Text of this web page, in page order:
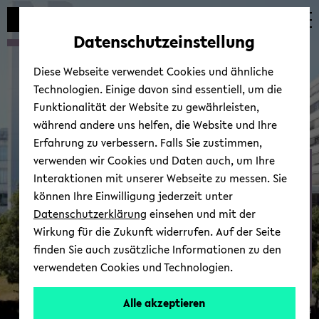
Automatische
vermeiden
zum
wechseln
zum
wechseln
zum
wechseln
Pres­se
Prof'in.
© Uni­ver­si­tät Bie­le­feld
Datenschutzeinstellung
Diese Webseite verwendet Cookies und ähnliche
Technologien. Einige davon sind essentiell, um die
Funktionalität der Website zu gewährleisten,
während andere uns helfen, die Website und Ihre
Erfahrung zu verbessern. Falls Sie zustimmen,
verwenden wir Cookies und Daten auch, um Ihre
Interaktionen mit unserer Webseite zu messen. Sie
können Ihre Einwilligung jederzeit unter
Datenschutzerklärung einsehen und mit der
Wirkung für die Zukunft widerrufen. Auf der Seite
finden Sie auch zusätzliche Informationen zu den
verwendeten Cookies und Technologien.
Alle akzeptieren